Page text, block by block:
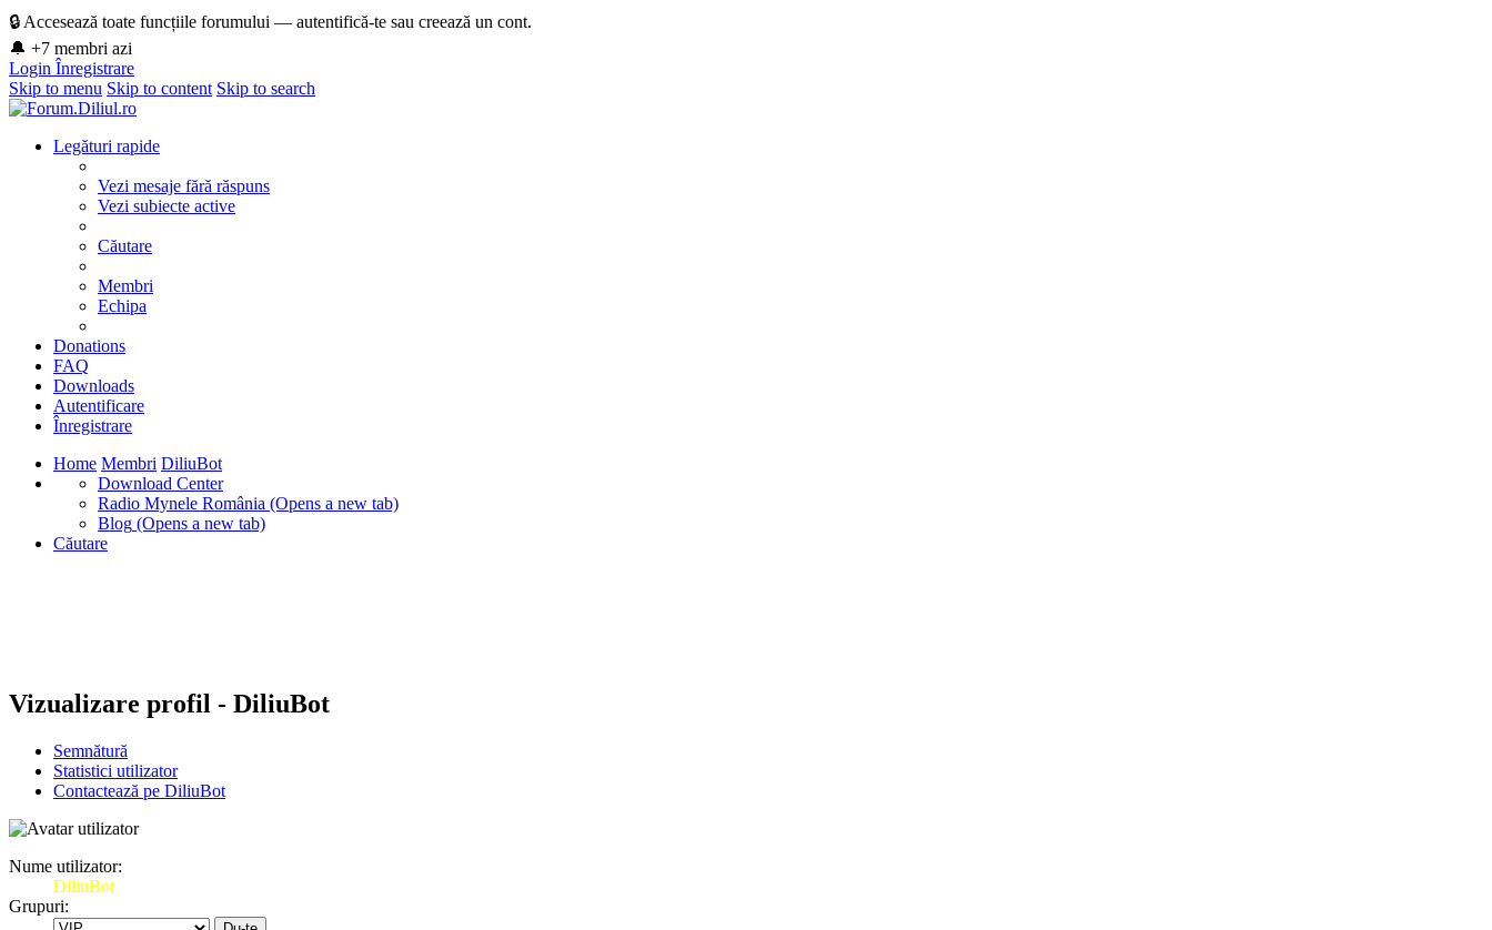
🔒 Accesează toate funcțiile forumului — autentifică-te sau creează un cont.
🔔 +7 membri azi
Login Înregistrare
Skip to menu Skip to content Skip to search
Legături rapide
Vezi mesaje fără răspuns
Vezi subiecte active
Căutare
Membri
Echipa
Donations
FAQ
Downloads
Autentificare
Înregistrare
Home Membri DiliuBot
Download Center
Radio Mynele România (Opens a new tab)
Blog (Opens a new tab)
Căutare
Vizualizare profil - DiliuBot
Semnătură
Statistici utilizator
Contactează pe DiliuBot
Nume utilizator:
DiliuBot
Grupuri: